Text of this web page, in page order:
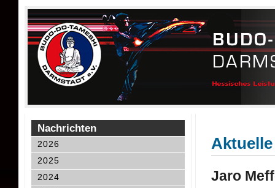
Nachrichten
2026
2025
2024
Jaro